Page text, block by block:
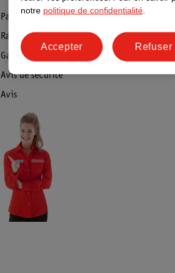
Paiement
Rappel & Retour
Garantie
Avis de sécurité
Avis
notre politique de confidentialité
Refuser
Accepter